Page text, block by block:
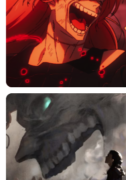
发送弹幕
弹幕会在下方多行滚动展示；匿名发送
加载弹幕...
相关壁纸